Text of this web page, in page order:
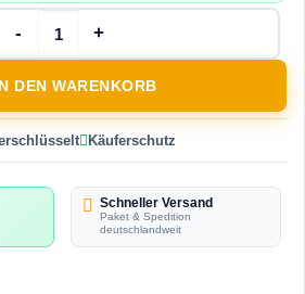
DEN WARENKORB
Käuferschutz
Schneller Versand
Paket & Spedition
deutschlandweit